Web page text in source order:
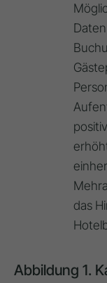
das
Abbildung 1.